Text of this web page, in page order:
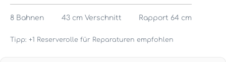
8 Bahnen 43 cm Verschnitt Rapport 64 cm
Tipp: +1 Reserverolle für Reparaturen empfohlen